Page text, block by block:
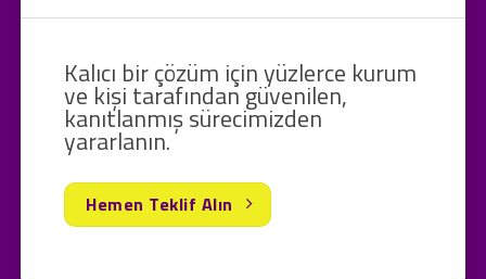
Kalıcı bir çözüm için yüzlerce kurum
ve kişi tarafından güvenilen,
kanıtlanmış sürecimizden
yararlanın.
Hemen Teklif Alın